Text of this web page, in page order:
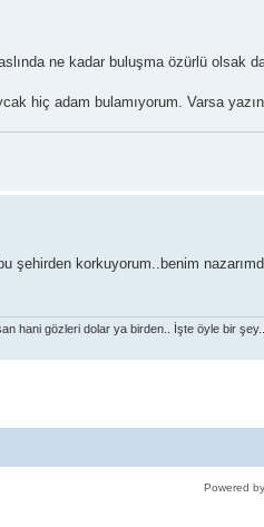
ne kadar buluşma özürlü olsak
hiç adam bulamıyorum. Varsa
şehirden korkuyorum..benim
hani gözleri dolar ya birden.. İşte öyle bir şey..
Powered by